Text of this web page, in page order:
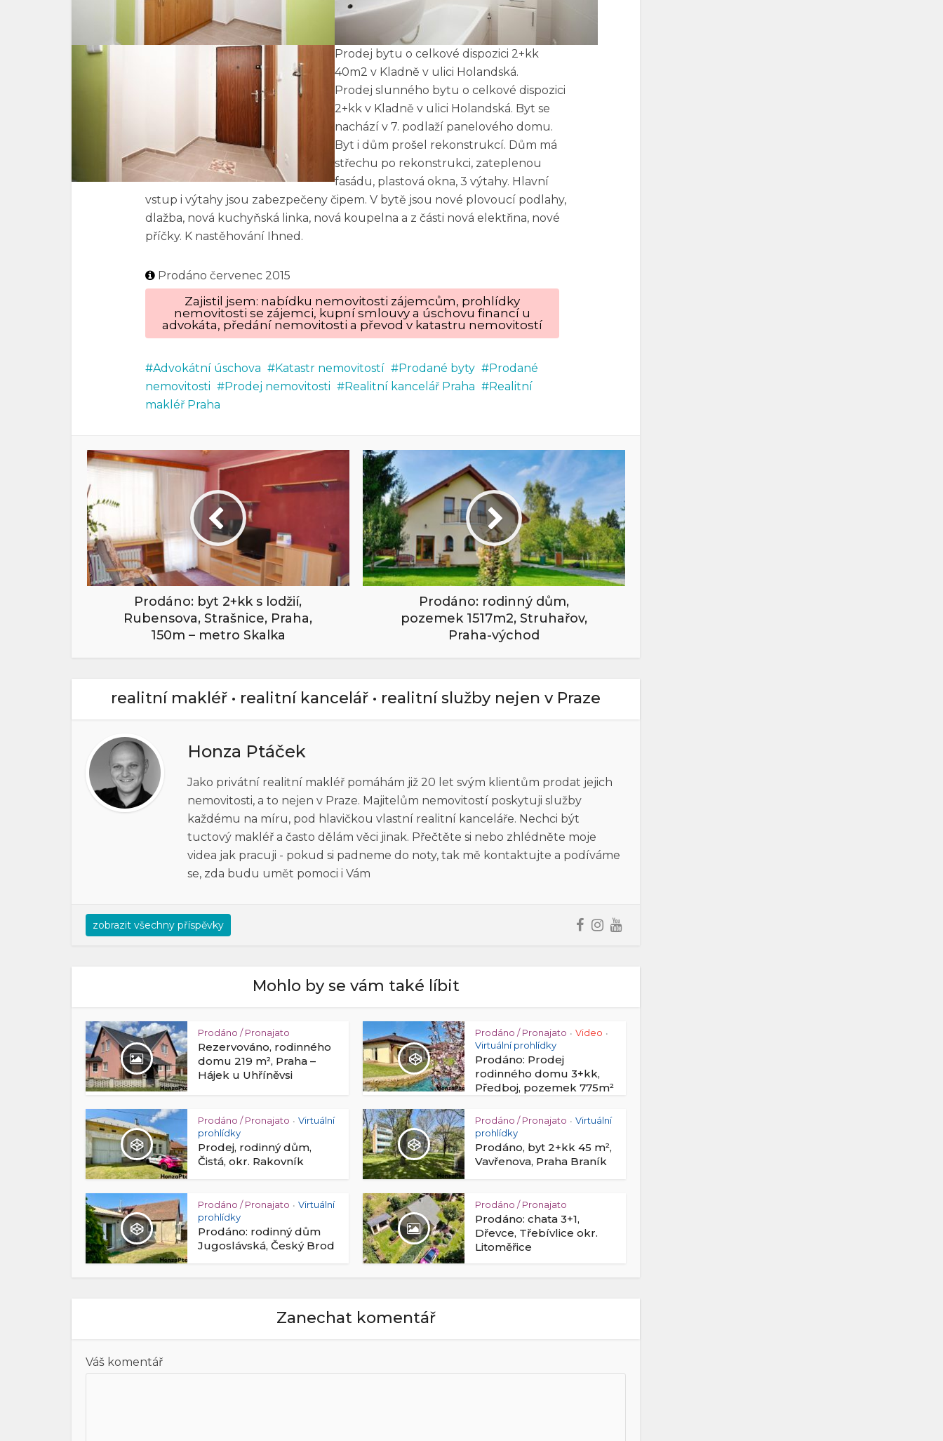
Prodej bytu o celkové dispozici 2+kk
40m2 v Kladně v ulici Holandská.
Prodej slunného bytu o celkové dispozici
2+kk v Kladně v ulici Holandská. Byt se
nachází v 7. podlaží panelového domu.
Byt i dům prošel rekonstrukcí. Dům má
střechu po rekonstrukci, zateplenou
fasádu, plastová okna, 3 výtahy. Hlavní
vstup i výtahy jsou zabezpečeny čipem. V bytě jsou nové plovoucí podlahy,
dlažba, nová kuchyňská linka, nová koupelna a z části nová elektřina, nové
příčky. K nastěhování Ihned.
Prodáno červenec 2015
Zajistil jsem: nabídku nemovitosti zájemcům, prohlídky
nemovitosti se zájemci, kupní smlouvy a úschovu financí u
advokáta, předání nemovitosti a převod v katastru nemovitostí
Advokátní úschova Katastr nemovitostí Prodané byty
Prodané
nemovitosti
Prodej nemovitosti Realitní kancelář Praha
Realitní
makléř Praha
Prodáno: byt 2+kk s lodžií,
Rubensova, Strašnice, Praha,
150m – metro Skalka
Prodáno: rodinný dům,
pozemek 1517m2, Struhařov,
Praha-východ
realitní makléř • realitní kancelář • realitní služby nejen v Praze
Honza Ptáček
Jako privátní realitní makléř pomáhám již 20 let svým klientům prodat jejich
nemovitosti, a to nejen v Praze. Majitelům nemovitostí poskytuji služby
každému na míru, pod hlavičkou vlastní realitní kanceláře. Nechci být
tuctový makléř a často dělám věci jinak. Přečtěte si nebo zhlédněte moje
videa jak pracuji - pokud si padneme do noty, tak mě kontaktujte a podíváme
se, zda budu umět pomoci i Vám
zobrazit všechny příspěvky
Mohlo by se vám také líbit
Prodáno / Pronajato
Rezervováno, rodinného
domu 219 m², Praha –
Hájek u Uhříněvsi
Prodáno / Pronajato • Video •
Virtuální prohlídky
Prodáno: Prodej
rodinného domu 3+kk,
Předboj, pozemek 775m²
Prodáno / Pronajato • Virtuální
prohlídky
Prodej, rodinný dům,
Čistá, okr. Rakovník
Prodáno / Pronajato • Virtuální
prohlídky
Prodáno, byt 2+kk 45 m²,
Vavřenova, Praha Braník
Prodáno / Pronajato • Virtuální
prohlídky
Prodáno: rodinný dům
Jugoslávská, Český Brod
Prodáno / Pronajato
Prodáno: chata 3+1,
Dřevce, Třebívlice okr.
Litoměřice
Zanechat komentář
Váš komentář